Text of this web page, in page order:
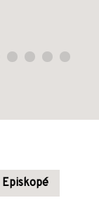
Episkopé